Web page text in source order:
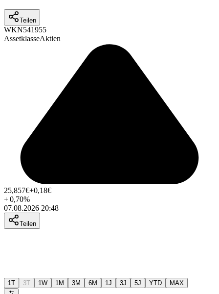
Teilen
WKN541955
AssetklasseAktien
25,857€+0,18€
+0,70%
07.08.2026 20:48
Teilen
1T 3T 1W 1M 3M 6M 1J 3J 5J YTD MAX